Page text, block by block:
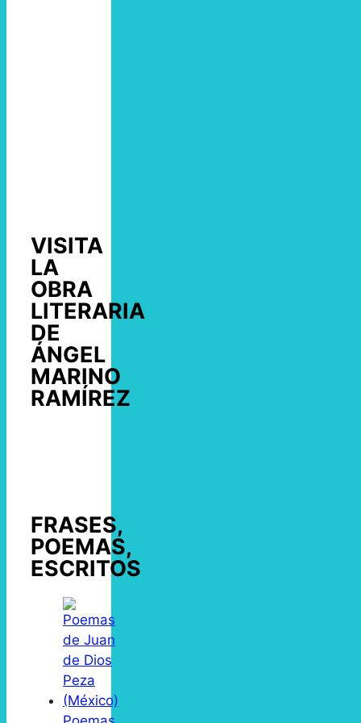
VISITA
LA
OBRA
LITERARIA
DE
ÁNGEL
MARINO
RAMÍREZ
FRASES,
POEMAS,
ESCRITOS